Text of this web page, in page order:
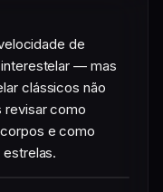
de
— mas
clássicos não
revisar como
e como